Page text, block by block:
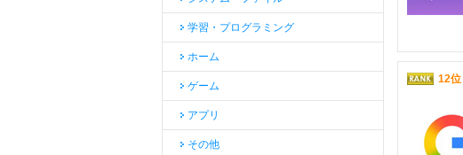
12位
学習・プログラミング
ホーム
ゲーム
アプリ
その他